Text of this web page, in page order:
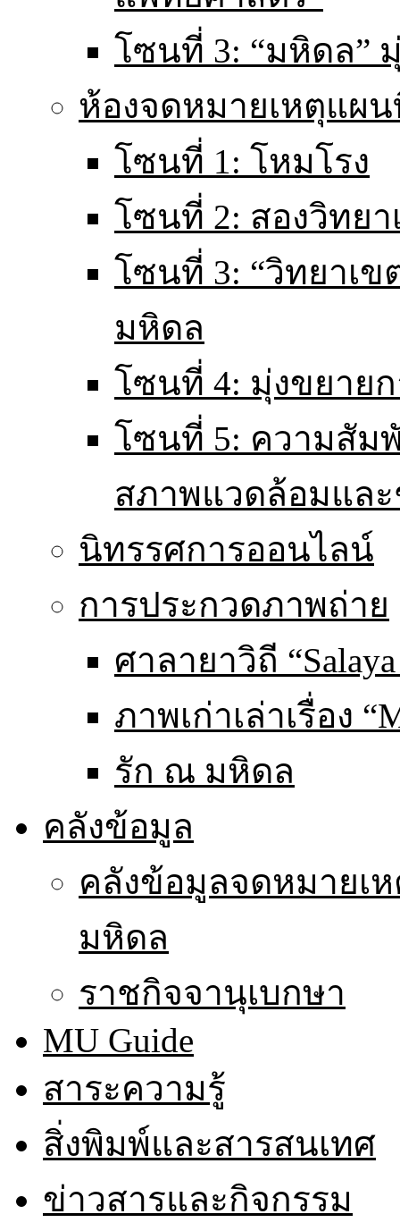
โซนที่ 3: “มหิดล”
ห้องจดหมายเหตุแผ
โซนที่ 1: โหมโรง
โซนที่ 2: สองวิทย
โซนที่ 3: “วิทยาเ
มหิดล
โซนที่ 4: มุ่งขยาย
โซนที่ 5: ความสัม
สภาพแวดล้อมแล
นิทรรศการออนไลน์
การประกวดภาพถ่าย
ศาลายาวิถี
ภาพเก่าเล่าเรื่อง
รัก ณ มหิดล
คลังข้อมูล
คลังข้อมูลจดหมาย
มหิดล
ราชกิจจานุเบกษา
MU Guide
สาระความรู้
สิ่งพิมพ์และสารสนเทศ
ข่าวสารและกิจกรรม